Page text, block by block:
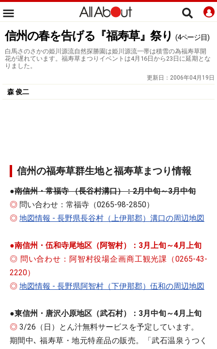
信州の春を告げる『福寿草』祭り (4ページ目)
白馬さのさかの姫川源流自然探勝園は姫川源流一帯は積雪の為福寿草開
花が遅れています。福寿草まつりイベントは4月16日から23日に延期とな
りました。
更新日： 2006年04月19日
森 俊二
信州の福寿草群生地と福寿草まつり情報
●南信州・常福寺 （長谷村溝口）：2月中旬～3月中旬
◎ 問い合わせ：常福寺（0265-98-2850）
◎ 地図情報 - 長野県長谷村（上伊那郡）溝口の周辺地図
●南信州・伍和寺尾地区（阿智村）：3月上旬～4月上旬
◎ 問い合わせ：阿智村役場企画商工観光課（0265-43-
2220）
◎ 地図情報 - 長野県阿智村（下伊那郡）伍和の周辺地図
●東信州・唐沢小原地区（武石村）：3月中旬～4月上旬
◎ 3/26（日）とん汁無料サービスを予定しています。
期間中､ 福寿草・地元特産品の販売。「武石温泉うつく